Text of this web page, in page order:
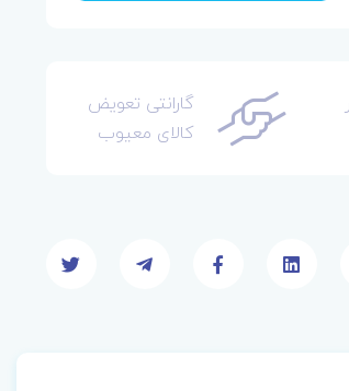
گارانتی تعویض
کالای معیوب